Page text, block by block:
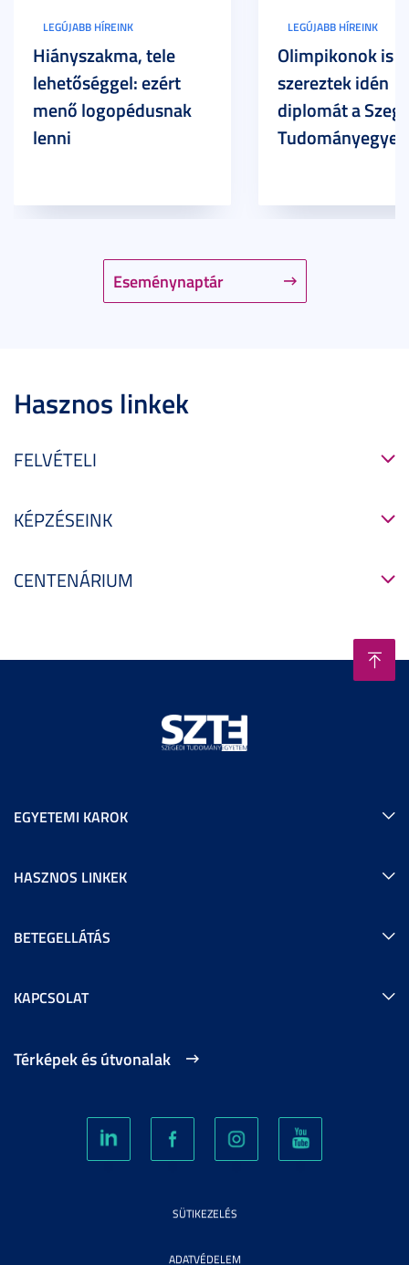
Eseménynaptár
LEGÚJABB HÍREINK
Hiányszakma, tele
lehetőséggel: ezért
menő logopédusnak
lenni
LEGÚJABB HÍREINK
Olimpikonok is
szereztek idén
diplomát a
Hasznos linkek
FELVÉTELI
KÉPZÉSEINK
CENTENÁRIUM
EGYETEMI KAROK
HASZNOS LINKEK
BETEGELLÁTÁS
KAPCSOLAT
Térképek és útvonalak
SÜTIKEZELÉS
ADATVÉDELEM